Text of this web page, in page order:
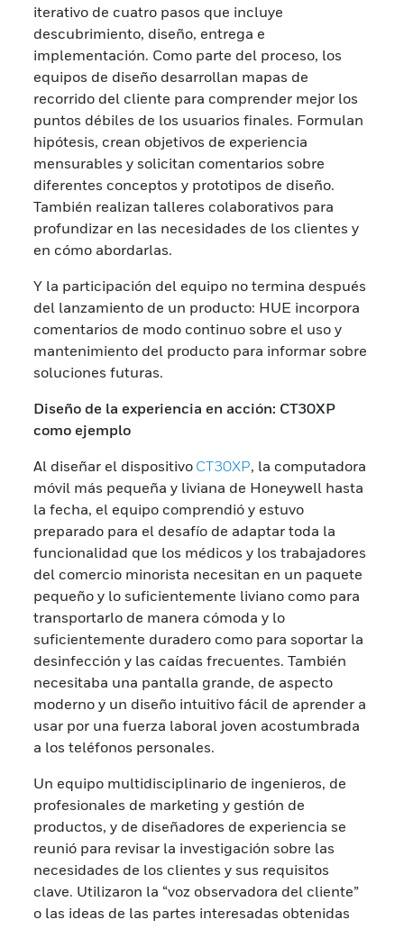
iterativo de cuatro pasos que incluye
descubrimiento, diseño, entrega e
implementación. Como parte del proceso, los
equipos de diseño desarrollan mapas de
recorrido del cliente para comprender mejor los
puntos débiles de los usuarios finales. Formulan
hipótesis, crean objetivos de experiencia
mensurables y solicitan comentarios sobre
diferentes conceptos y prototipos de diseño.
También realizan talleres colaborativos para
profundizar en las necesidades de los clientes y
en cómo abordarlas.
Y la participación del equipo no termina después
del lanzamiento de un producto: HUE incorpora
comentarios de modo continuo sobre el uso y
mantenimiento del producto para informar sobre
soluciones futuras.
Diseño de la experiencia en acción: CT30XP
como ejemplo
Al diseñar el dispositivo CT30XP, la computadora
móvil más pequeña y liviana de Honeywell hasta
la fecha, el equipo comprendió y estuvo
preparado para el desafío de adaptar toda la
funcionalidad que los médicos y los trabajadores
del comercio minorista necesitan en un paquete
pequeño y lo suficientemente liviano como para
transportarlo de manera cómoda y lo
suficientemente duradero como para soportar la
desinfección y las caídas frecuentes. También
necesitaba una pantalla grande, de aspecto
moderno y un diseño intuitivo fácil de aprender a
usar por una fuerza laboral joven acostumbrada
a los teléfonos personales.
Un equipo multidisciplinario de ingenieros, de
profesionales de marketing y gestión de
productos, y de diseñadores de experiencia se
reunió para revisar la investigación sobre las
necesidades de los clientes y sus requisitos
clave. Utilizaron la “voz observadora del cliente”
o las ideas de las partes interesadas obtenidas